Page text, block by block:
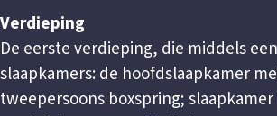
Verdieping
De eerste verdieping, die middels
slaapkamers: de hoofdslaapkamer
tweepersoons boxspring;